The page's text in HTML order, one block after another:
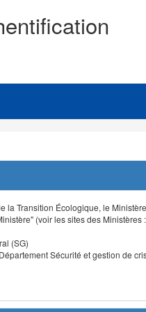
la Transition Écologique, le
(voir les sites des Ministères :
(SG)
Sécurité et gestion de